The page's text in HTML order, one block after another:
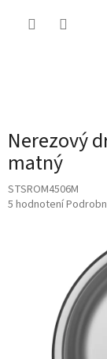
Nerezový
matný
STSROM4506M
Priemerné
hviezdičiek.
5 hodnotení